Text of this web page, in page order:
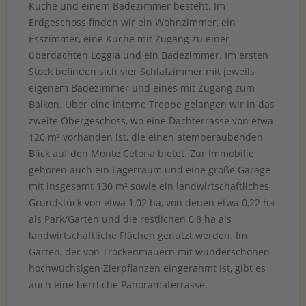
Küche und einem Badezimmer besteht. Im
Erdgeschoss finden wir ein Wohnzimmer, ein
Esszimmer, eine Küche mit Zugang zu einer
überdachten Loggia und ein Badezimmer. Im ersten
Stock befinden sich vier Schlafzimmer mit jeweils
eigenem Badezimmer und eines mit Zugang zum
Balkon. Über eine interne Treppe gelangen wir in das
zweite Obergeschoss, wo eine Dachterrasse von etwa
120 m² vorhanden ist, die einen atemberaubenden
Blick auf den Monte Cetona bietet. Zur Immobilie
gehören auch ein Lagerraum und eine große Garage
mit insgesamt 130 m² sowie ein landwirtschaftliches
Grundstück von etwa 1,02 ha, von denen etwa 0,22 ha
als Park/Garten und die restlichen 0,8 ha als
landwirtschaftliche Flächen genutzt werden. Im
Garten, der von Trockenmauern mit wunderschönen
hochwüchsigen Zierpflanzen eingerahmt ist, gibt es
auch eine herrliche Panoramaterrasse.